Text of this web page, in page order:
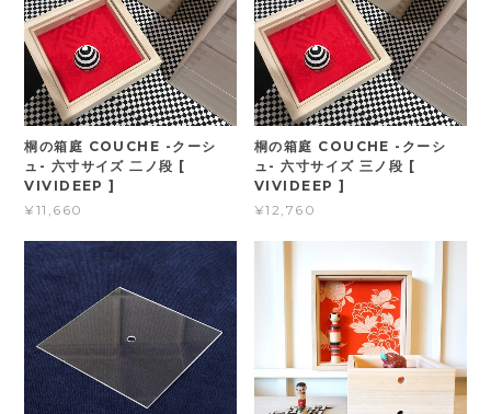
桐の箱庭 COUCHE -クーシ
ュ- 六寸サイズ 二ノ段 [
VIVIDEEP ]
¥11,660
桐の箱庭 COUCHE -クーシ
ュ- 六寸サイズ 三ノ段 [
VIVIDEEP ]
¥12,760